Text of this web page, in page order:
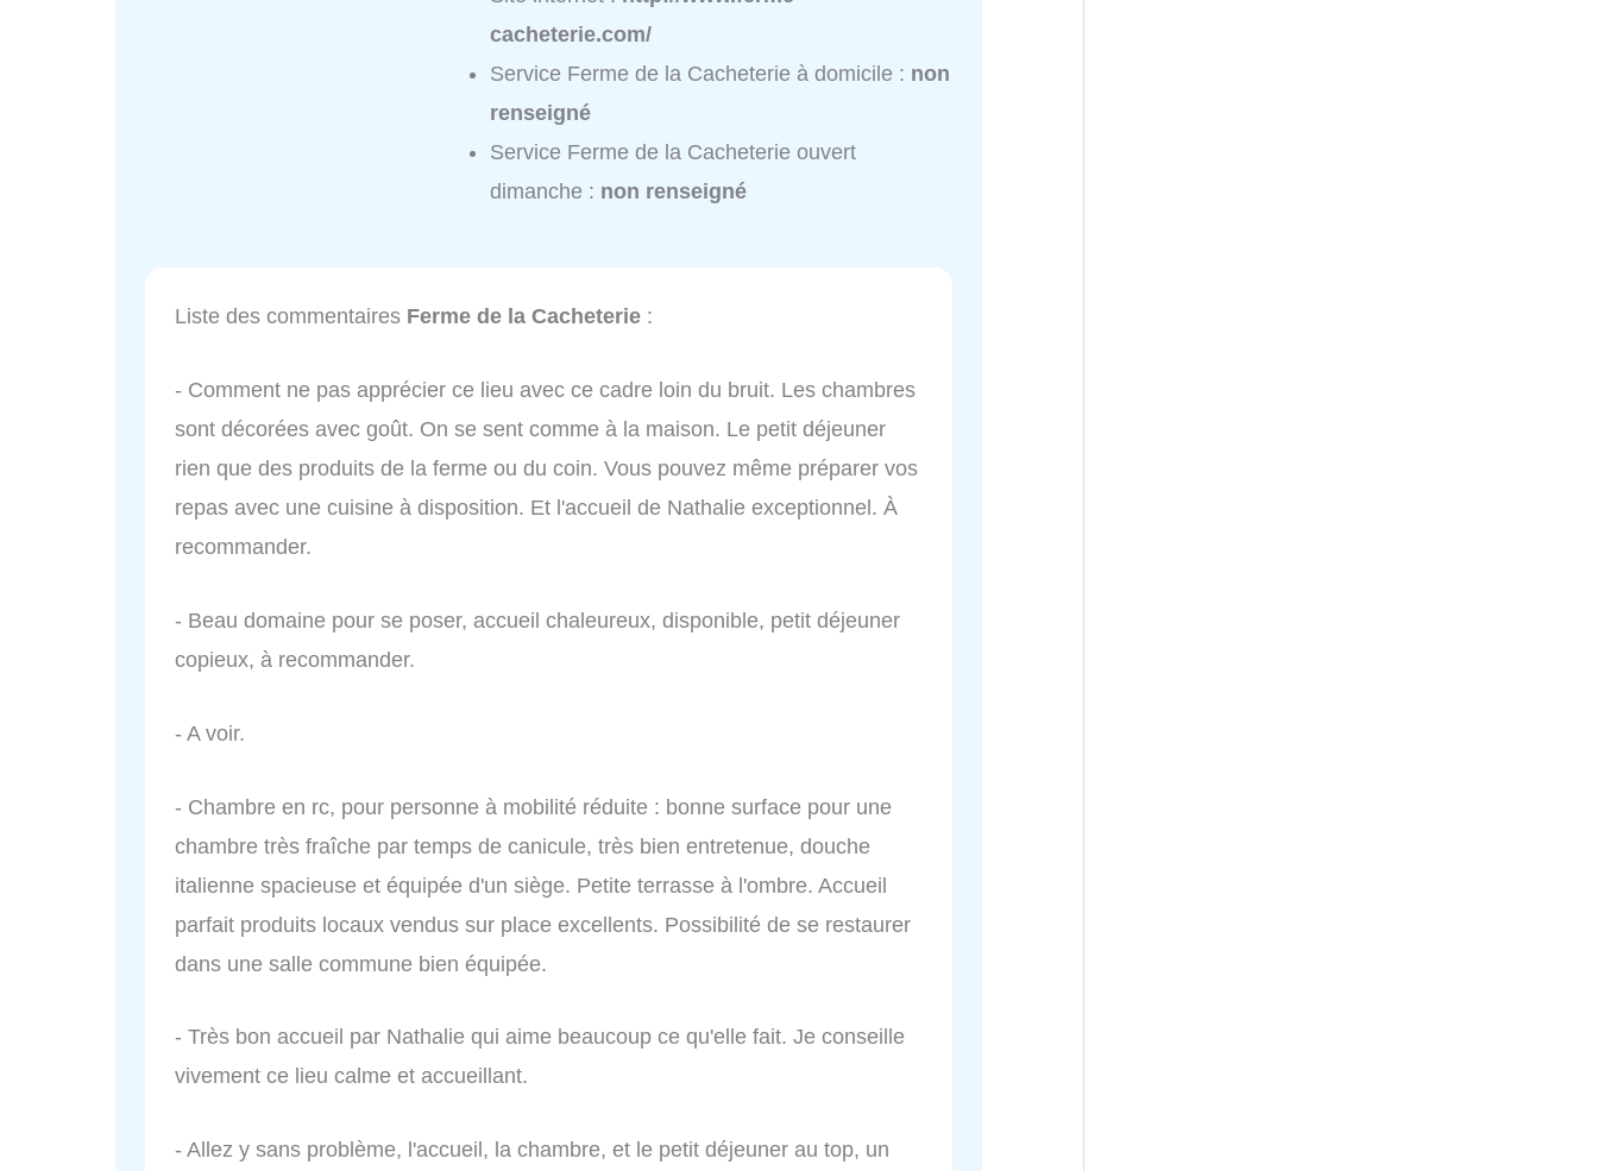
cacheterie.com/
Service Ferme de la Cacheterie à domicile : non
renseigné
Service Ferme de la Cacheterie ouvert
dimanche : non renseigné
Liste des commentaires Ferme de la Cacheterie :
- Comment ne pas apprécier ce lieu avec ce cadre loin du bruit. Les chambres
sont décorées avec goût. On se sent comme à la maison. Le petit déjeuner
rien que des produits de la ferme ou du coin. Vous pouvez même préparer vos
repas avec une cuisine à disposition. Et l'accueil de Nathalie exceptionnel. À
recommander.
- Beau domaine pour se poser, accueil chaleureux, disponible, petit déjeuner
copieux, à recommander.
- A voir.
- Chambre en rc, pour personne à mobilité réduite : bonne surface pour une
chambre très fraîche par temps de canicule, très bien entretenue, douche
italienne spacieuse et équipée d'un siège. Petite terrasse à l'ombre. Accueil
parfait produits locaux vendus sur place excellents. Possibilité de se restaurer
dans une salle commune bien équipée.
- Très bon accueil par Nathalie qui aime beaucoup ce qu'elle fait. Je conseille
vivement ce lieu calme et accueillant.
- Allez y sans problème, l'accueil, la chambre, et le petit déjeuner au top, un